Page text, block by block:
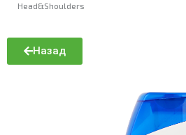
Head&Shoulders
Назад